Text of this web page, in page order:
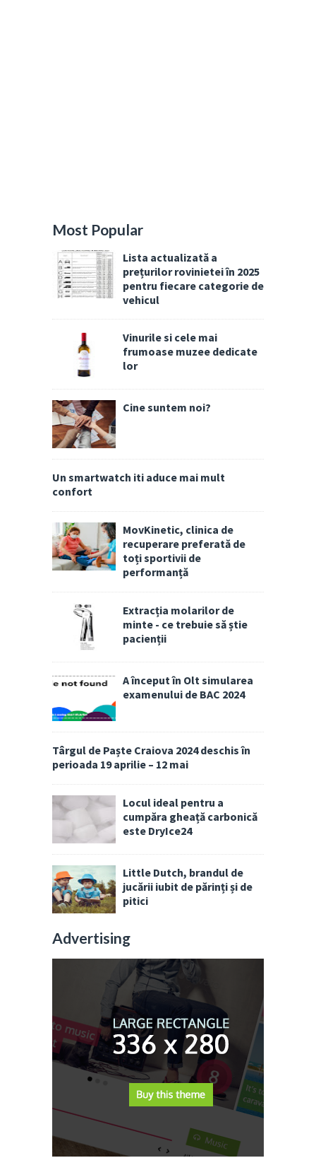
Most Popular
Lista actualizată a
prețurilor rovinietei în 2025
pentru fiecare categorie de
vehicul
Vinurile si cele mai
frumoase muzee dedicate
lor
Cine suntem noi?
Un smartwatch iti aduce mai mult
confort
MovKinetic, clinica de
recuperare preferată de
toți sportivii de
performanță
Extracția molarilor de
minte - ce trebuie să știe
pacienții
A început în Olt simularea
examenului de BAC 2024
Târgul de Paște Craiova 2024 deschis în
perioada 19 aprilie – 12 mai
Locul ideal pentru a
cumpăra gheață carbonică
este DryIce24
Little Dutch, brandul de
jucării iubit de părinți și de
pitici
Advertising